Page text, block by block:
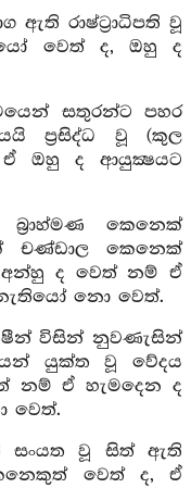
රාෂ්ට්‍රාධිපති වූ
වෙත් ද, ඔහු ද
සතුරන්ට පහර
ප්‍රසිද්ධ වූ (කුල
ඒ ඔහු ද ආයුක්‍ෂයට
කෙනෙක්
චණ්ඩාල කෙනෙක්
ද වෙත් නම් ඒ
නො වෙත්.
විසින් නුවණැසින්
යුක්ත වූ වේදය
නම් ඒ හැමදෙන ද
වෙත්.
සංයත වූ සිත් ඇති
වෙත් ද, ඒ